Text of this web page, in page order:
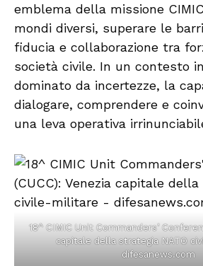
emblema della missione
mondi diversi, superare le
fiducia e collaborazione tra
società civile. In un contesto
dominato da incertezze, la
dialogare, comprendere e
una leva operativa
18^ CIMIC Unit Commanders’
capitale della strategia NATO
difesanews.com